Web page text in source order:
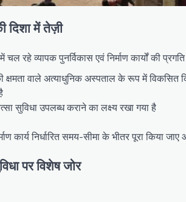
दिशा में तेज़ी
रहे व्यापक पुनर्विकास एवं निर्माण कार्यों की
वाले अत्याधुनिक अस्पताल के रूप में विकसित
सुविधा उपलब्ध कराने का लक्ष्य रखा गया है
कार्य निर्धारित समय-सीमा के भीतर पूरा किया
पर विशेष जोर